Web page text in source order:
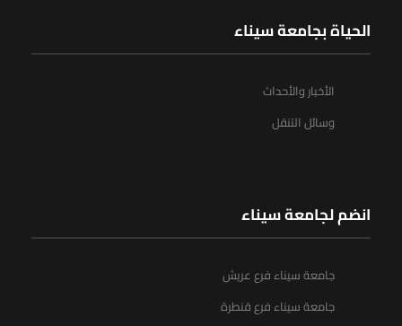
الحياة بجامعة سيناء
الأخبار والأحداث
وسائل التنقل
انضم لجامعة سيناء
جامعة سيناء فرع عريش
جامعة سيناء فرع قنطرة